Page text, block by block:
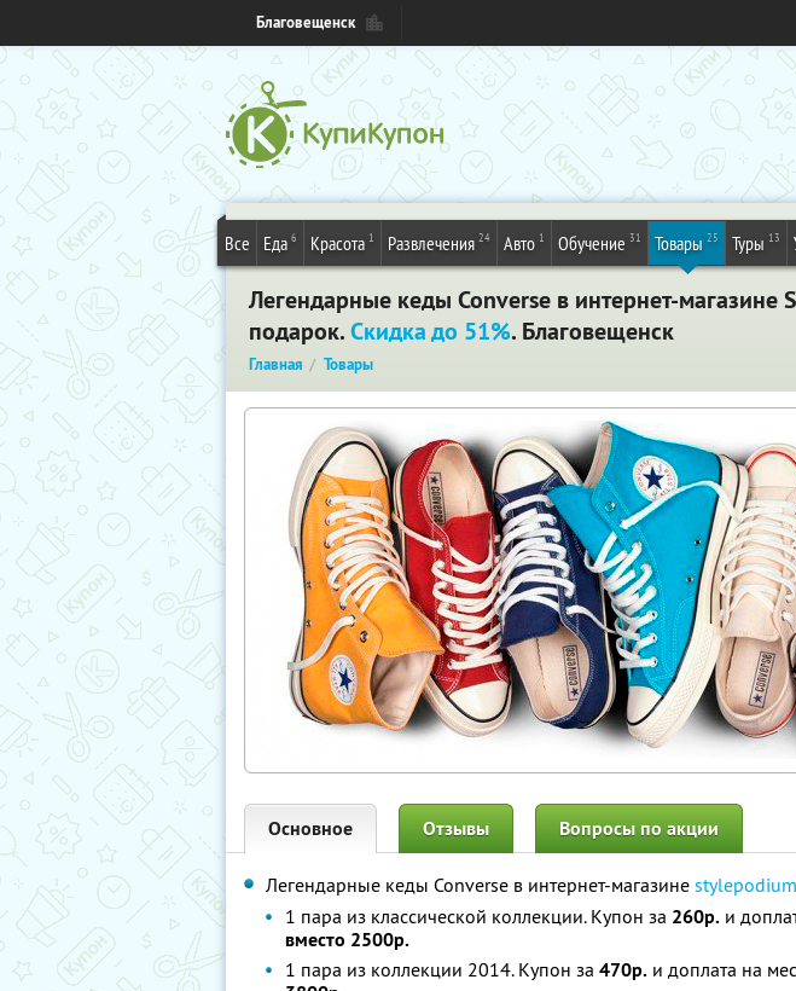
Благовещенск
Все Еда 6 Красота 1 Развлечения 24 Авто 1 Обучение 31 Товары 25 Туры 13
Легендарные кеды Converse в интернет-
подарок.Скидка до 51%. Благовещенск
Главная Товары
Основное Отзывы Вопросы по акции
Легендарные кеды Converse в интернет-магазине
1 пара из классической коллекции. Купон за 260р. и
вместо 2500р.
1 пара из коллекции 2014. Купон за 470р. и доплата на